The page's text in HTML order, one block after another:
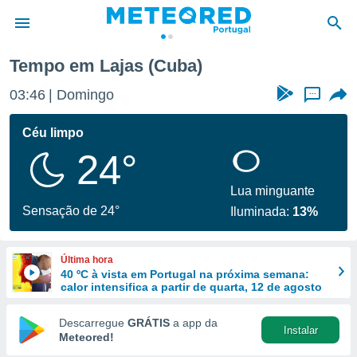
da
foi
fornecidas
a este
das
e
forma
digital
Tempo em Lajas (Cuba)
03:46 Domingo ...
Céu limpo
24°
Sensação de 24°
Lua minguante
Iluminada: 13%
Última hora
40 ºC à vista em Portugal na próxima semana:
calor intensifica a partir de quarta, 12 de agosto
Descarregue GRÁTIS a app da
Meteored!
Instalar